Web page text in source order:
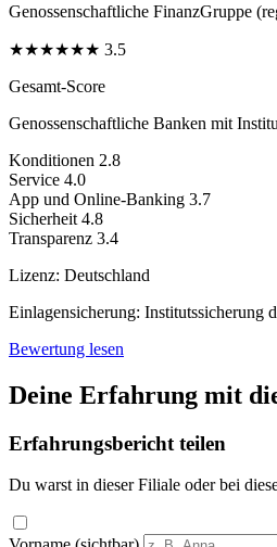
Genossenschaftliche FinanzGruppe
★★★★★★ 3.5
Gesamt-Score
Genossenschaftliche Banken mit
Konditionen 2.8
Service 4.0
App und Online-Banking 3.7
Sicherheit 4.8
Transparenz 3.4
Lizenz: Deutschland
Einlagensicherung: Institutssicherung
Bewertung lesen
Deine Erfahrung mit
Erfahrungsbericht teilen
Du warst in dieser Filiale oder bei